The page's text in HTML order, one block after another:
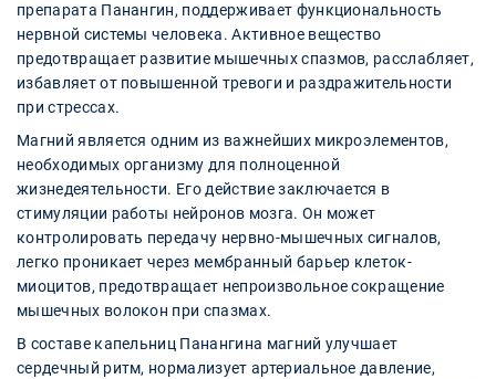
препарата Панангин, поддерживает функциональность
нервной системы человека. Активное вещество
предотвращает развитие мышечных спазмов, расслабляет,
избавляет от повышенной тревоги и раздражительности
при стрессах.
Магний является одним из важнейших микроэлементов,
необходимых организму для полноценной
жизнедеятельности. Его действие заключается в
стимуляции работы нейронов мозга. Он может
контролировать передачу нервно-мышечных сигналов,
легко проникает через мембранный барьер клеток-
миоцитов, предотвращает непроизвольное сокращение
мышечных волокон при спазмах.
В составе капельниц Панангина магний улучшает
сердечный ритм, нормализует артериальное давление,